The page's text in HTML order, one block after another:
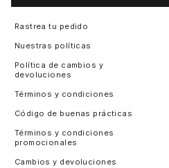
Rastrea tu pedido
Nuestras políticas
Política de cambios y
devoluciones
Términos y condiciones
Código de buenas prácticas
Términos y condiciones
promocionales
Cambios y devoluciones